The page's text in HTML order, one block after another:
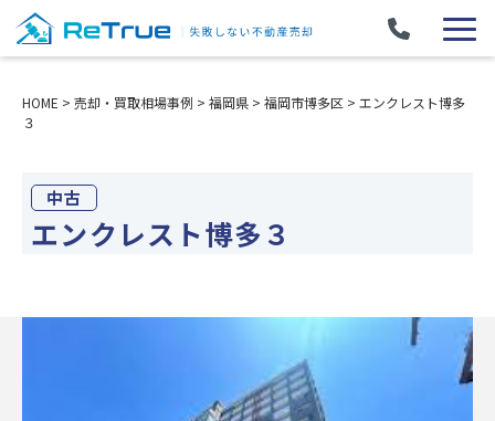
HOME > 売却・買取相場事例 > 福岡県 > 福岡市博多区 > エンクレスト博多
３
中古
エンクレスト博多３